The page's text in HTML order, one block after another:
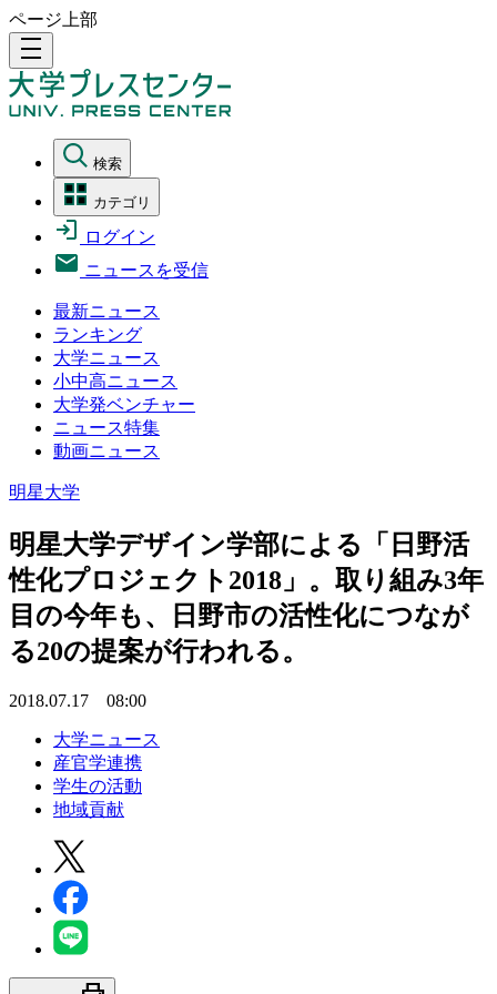
ページ上部
density_medium
検索
カテゴリ
ログイン
ニュースを受信
最新ニュース
ランキング
大学ニュース
小中高ニュース
大学発ベンチャー
ニュース特集
動画ニュース
明星大学
明星大学デザイン学部による「日野活
性化プロジェクト2018」。取り組み3年
目の今年も、日野市の活性化につなが
る20の提案が行われる。
2018.07.17 08:00
大学ニュース
産官学連携
学生の活動
地域貢献